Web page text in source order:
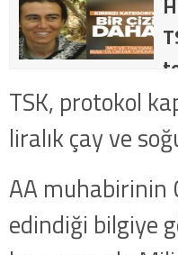
TSK, protokol
liralık çay ve
AA muhabirinin
edindiği bilgiye